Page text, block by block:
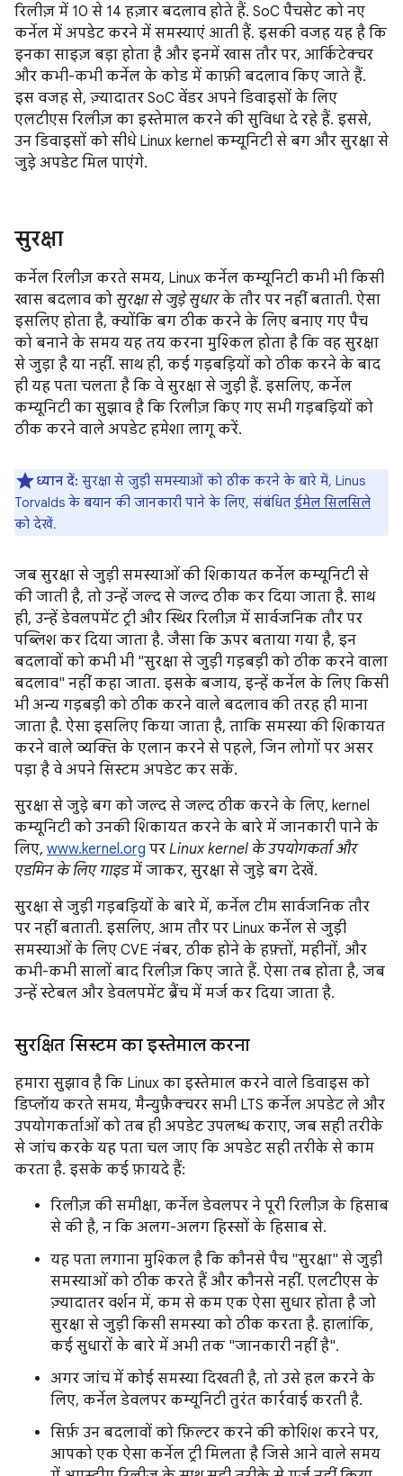
रिलीज़ में 10 से 14 हज़ार बदलाव होते हैं. SoC पैचसेट को नए
कर्नेल में अपडेट करने में समस्याएं आती हैं. इसकी वजह यह है कि
इनका साइज़ बड़ा होता है और इनमें खास तौर पर, आर्किटेक्चर
और कभी-कभी कर्नेल के कोड में काफ़ी बदलाव किए जाते हैं.
इस वजह से, ज़्यादातर SoC वेंडर अपने डिवाइसों के लिए
एलटीएस रिलीज़ का इस्तेमाल करने की सुविधा दे रहे हैं. इससे,
उन डिवाइसों को सीधे Linux kernel कम्यूनिटी से बग और सुरक्षा से
जुड़े अपडेट मिल पाएंगे.
सुरक्षा
कर्नेल रिलीज़ करते समय, Linux कर्नेल कम्यूनिटी कभी भी किसी
खास बदलाव को सुरक्षा से जुड़े सुधारके तौर पर नहीं बताती. ऐसा
इसलिए होता है, क्योंकि बग ठीक करने के लिए बनाए गए पैच
को बनाने के समय यह तय करना मुश्किल होता है कि वह सुरक्षा
से जुड़ा है या नहीं. साथ ही, कई गड़बड़ियों को ठीक करने के बाद
ही यह पता चलता है कि वे सुरक्षा से जुड़ी हैं. इसलिए, कर्नेल
कम्यूनिटी का सुझाव है कि रिलीज़ किए गए सभी गड़बड़ियों को
ठीक करने वाले अपडेट हमेशा लागू करें.
ध्यान दें: सुरक्षा से जुड़ी समस्याओं को ठीक करने के बारे में, Linus
Torvalds के बयान की जानकारी पाने के लिए, संबंधित ईमेल सिलसिले
को देखें.
जब सुरक्षा से जुड़ी समस्याओं की शिकायत कर्नेल कम्यूनिटी से
की जाती है, तो उन्हें जल्द से जल्द ठीक कर दिया जाता है. साथ
ही, उन्हें डेवलपमेंट ट्री और स्थिर रिलीज़ में सार्वजनिक तौर पर
पब्लिश कर दिया जाता है. जैसा कि ऊपर बताया गया है, इन
बदलावों को कभी भी "सुरक्षा से जुड़ी गड़बड़ी को ठीक करने वाला
बदलाव" नहीं कहा जाता. इसके बजाय, इन्हें कर्नेल के लिए किसी
भी अन्य गड़बड़ी को ठीक करने वाले बदलाव की तरह ही माना
जाता है. ऐसा इसलिए किया जाता है, ताकि समस्या की शिकायत
करने वाले व्यक्ति के एलान करने से पहले, जिन लोगों पर असर
पड़ा है वे अपने सिस्टम अपडेट कर सकें.
सुरक्षा से जुड़े बग को जल्द से जल्द ठीक करने के लिए, kernel
कम्यूनिटी को उनकी शिकायत करने के बारे में जानकारी पाने के
लिए, www.kernel.org पर Linux kernel के उपयोगकर्ता और
एडमिन के लिए गाइडमें जाकर, सुरक्षा से जुड़े बग देखें.
सुरक्षा से जुड़ी गड़बड़ियों के बारे में, कर्नेल टीम सार्वजनिक तौर
पर नहीं बताती. इसलिए, आम तौर पर Linux कर्नेल से जुड़ी
समस्याओं के लिए CVE नंबर, ठीक होने के हफ़्तों, महीनों, और
कभी-कभी सालों बाद रिलीज़ किए जाते हैं. ऐसा तब होता है, जब
उन्हें स्टेबल और डेवलपमेंट ब्रैंच में मर्ज कर दिया जाता है.
सुरक्षित सिस्टम का इस्तेमाल करना
हमारा सुझाव है कि Linux का इस्तेमाल करने वाले डिवाइस को
डिप्लॉय करते समय, मैन्युफ़ैक्चरर सभी LTS कर्नेल अपडेट ले और
उपयोगकर्ताओं को तब ही अपडेट उपलब्ध कराए, जब सही तरीके
से जांच करके यह पता चल जाए कि अपडेट सही तरीके से काम
करता है. इसके कई फ़ायदे हैं:
रिलीज़ की समीक्षा, कर्नेल डेवलपर ने पूरी रिलीज़ के हिसाब
से की है, न कि अलग-अलग हिस्सों के हिसाब से.
यह पता लगाना मुश्किल है कि कौनसे पैच "सुरक्षा" से जुड़ी
समस्याओं को ठीक करते हैं और कौनसे नहीं. एलटीएस के
ज़्यादातर वर्शन में, कम से कम एक ऐसा सुधार होता है जो
सुरक्षा से जुड़ी किसी समस्या को ठीक करता है. हालांकि,
कई सुधारों के बारे में अभी तक "जानकारी नहीं है".
अगर जांच में कोई समस्या दिखती है, तो उसे हल करने के
लिए, कर्नेल डेवलपर कम्यूनिटी तुरंत कार्रवाई करती है.
सिर्फ़ उन बदलावों को फ़िल्टर करने की कोशिश करने पर,
आपको एक ऐसा कर्नेल ट्री मिलता है जिसे आने वाले समय